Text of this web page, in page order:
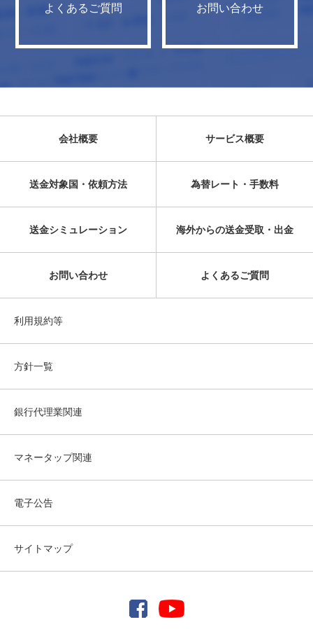
よくあるご質問 お問い合わせ
会社概要 サービス概要
送金対象国・依頼方法 為替レート・手数料
送金シミュレーション 海外からの送金受取・出金
お問い合わせ よくあるご質問
利用規約等
方針一覧
銀行代理業関連
マネータップ関連
電子公告
サイトマップ